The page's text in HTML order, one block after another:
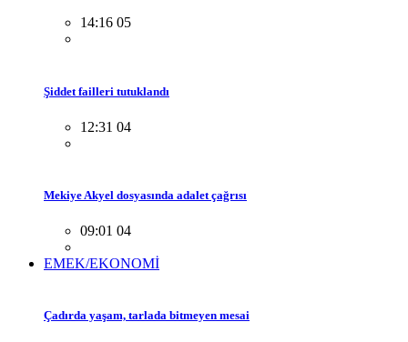
14:16 05
Şiddet failleri tutuklandı
12:31 04
Mekiye Akyel dosyasında adalet çağrısı
09:01 04
EMEK/EKONOMİ
Çadırda yaşam, tarlada bitmeyen mesai